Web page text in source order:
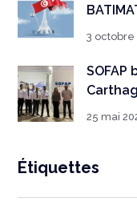
3 octobre
25 mai
Étiquettes